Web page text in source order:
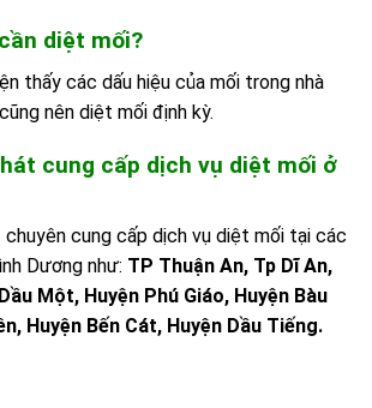
diệt mối?
thấy các dấu hiệu của mối trong nhà
nên diệt mối định kỳ.
cung cấp dịch vụ diệt mối ở
chuyên cung cấp dịch vụ diệt mối tại các
Dương như: TP Thuận An, Tp Dĩ An,
Một, Huyện Phú Giáo, Huyện Bàu
Huyện Bến Cát, Huyện Dầu Tiếng.